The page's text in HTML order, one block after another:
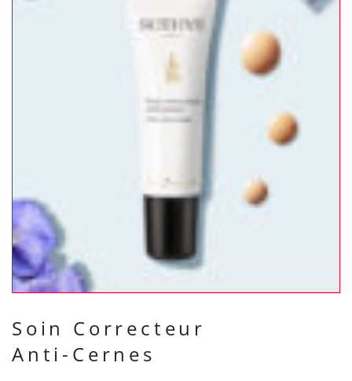
Soin Correcteur
Anti-Cernes